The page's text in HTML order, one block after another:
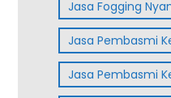
Jasa Fogging
Jasa Pembasmi
Jasa Pembasmi